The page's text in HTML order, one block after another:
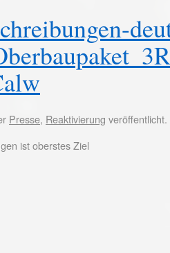
Presse, Reaktivierung
ist oberstes Ziel